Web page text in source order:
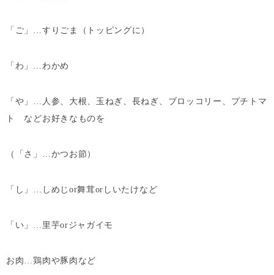
「ご」…すりごま（トッピングに）
「わ」…わかめ
「や」…人参、大根、玉ねぎ、長ねぎ、ブロッコリー、プチトマ
ト などお好きなものを
（「さ」…かつお節）
「し」…しめじor舞茸orしいたけなど
「い」…里芋orジャガイモ
お肉…鶏肉や豚肉など